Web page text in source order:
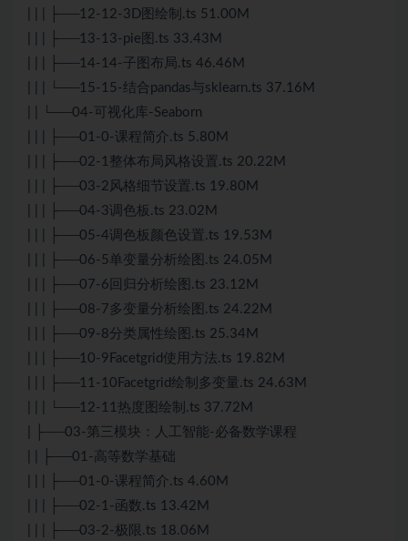
| | | ├──12-12-3D图绘制.ts 51.00M
| | | ├──13-13-pie图.ts 33.43M
| | | ├──14-14-子图布局.ts 46.46M
| | | └──15-15-结合pandas与sklearn.ts 37.16M
| | └──04-可视化库-Seaborn
| | | ├──01-0-课程简介.ts 5.80M
| | | ├──02-1整体布局风格设置.ts 20.22M
| | | ├──03-2风格细节设置.ts 19.80M
| | | ├──04-3调色板.ts 23.02M
| | | ├──05-4调色板颜色设置.ts 19.53M
| | | ├──06-5单变量分析绘图.ts 24.05M
| | | ├──07-6回归分析绘图.ts 23.12M
| | | ├──08-7多变量分析绘图.ts 24.22M
| | | ├──09-8分类属性绘图.ts 25.34M
| | | ├──10-9Facetgrid使用方法.ts 19.82M
| | | ├──11-10Facetgrid绘制多变量.ts 24.63M
| | | └──12-11热度图绘制.ts 37.72M
| ├──03-第三模块：人工智能-必备数学课程
| | ├──01-高等数学基础
| | | ├──01-0-课程简介.ts 4.60M
| | | ├──02-1-函数.ts 13.42M
| | | ├──03-2-极限.ts 18.06M